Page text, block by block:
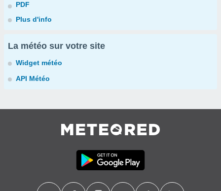
PDF
Plus d'info
La météo sur votre site
Widget météo
API Météo